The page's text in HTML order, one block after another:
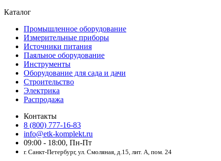
Каталог
Промышленное оборудование
Измерительные приборы
Источники питания
Паяльное оборудование
Инструменты
Оборудование для сада и дачи
Строительство
Электрика
Распродажа
Контакты
8 (800) 777-16-83
info@etk-komplekt.ru
09:00 - 18:00, Пн-Пт
г. Санкт-Петербург, ул. Смоляная, д.15, лит. А, пом. 24